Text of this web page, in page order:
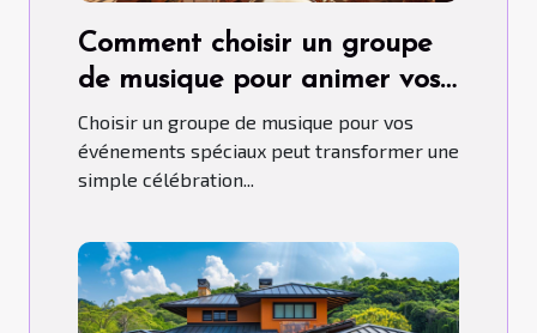
Comment choisir un groupe
de musique pour animer vos
événements spéciaux
Choisir un groupe de musique pour vos
événements spéciaux peut transformer une
simple célébration...